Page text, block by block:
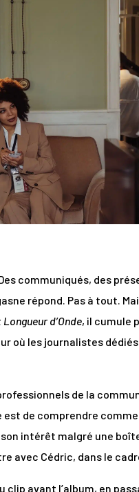
communiqués, des
répond. Pas à tout.
Longueur d’Onde, il cumule
où les journalistes
de la
est de comprendre
intérêt malgré une
avec Cédric, dans le
clip avant l’album, en